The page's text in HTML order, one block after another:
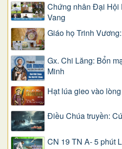
Chứng nhân Đại
Vang
Giáo họ Trinh
Gx. Chi Lăng: Bổn
Minh
Hạt lúa gieo vào
Điều Chúa truyền:
CN 19 TN A- 5 phút